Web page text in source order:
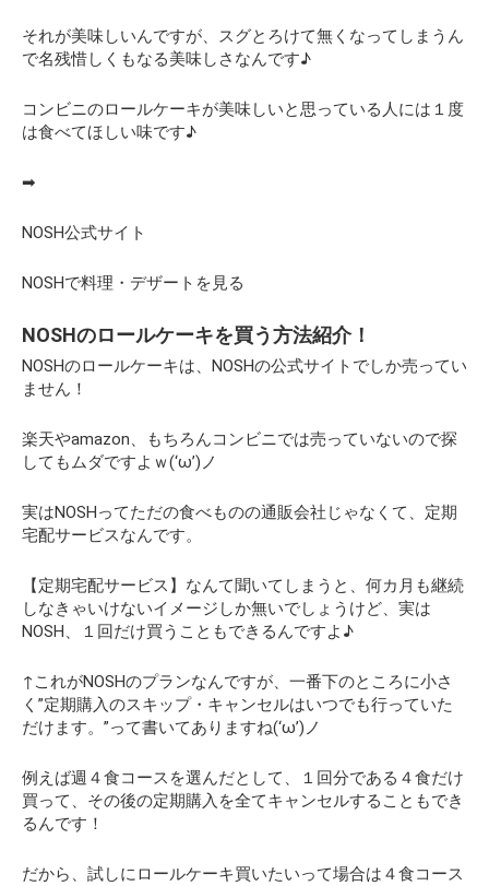
それが美味しいんですが、スグとろけて無くなってしまうん
で名残惜しくもなる美味しさなんです♪
コンビニのロールケーキが美味しいと思っている人には１度
は食べてほしい味です♪
➡
NOSH公式サイト
NOSHで料理・デザートを見る
NOSHのロールケーキを買う方法紹介！
NOSHのロールケーキは、NOSHの公式サイトでしか売ってい
ません！
楽天やamazon、もちろんコンビニでは売っていないので探
してもムダですよｗ(‘ω’)ノ
実はNOSHってただの食べものの通販会社じゃなくて、定期
宅配サービスなんです。
【定期宅配サービス】 なんて聞いてしまうと、何カ月も継続
しなきゃいけないイメージしか無いでしょうけど、 実は
NOSH、１回だけ買うこともできるんですよ♪
↑これがNOSHのプランなんですが、一番下のところに小さ
く”定期購入のスキップ・キャンセルはいつでも行っていた
だけます。”って書いてありますね(‘ω’)ノ
例えば週４食コースを選んだとして、１回分である４食だけ
買って、その後の定期購入を全てキャンセルすることもでき
るんです！
だから、試しにロールケーキ買いたいって場合は４食コース